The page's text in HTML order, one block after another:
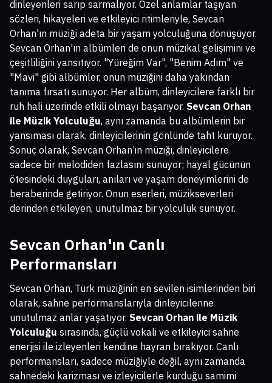
dinleyenleri sarıp sarmalıyor. Özel anlamlar taşıyan
sözleri, hikayeleri ve etkileyici ritimleriyle, Sevcan
Orhan'ın müziği adeta bir yaşam yolculuğuna dönüşüyor.
Sevcan Orhan'ın albümleri de onun müzikal gelişimini ve
çeşitliliğini yansıtıyor. "Yüreğim Var", "Benim Adım" ve
"Mavi" gibi albümler, onun müziğini daha yakından
tanıma fırsatı sunuyor. Her albüm, dinleyicilere farklı bir
ruh hali üzerinde etkili olmayı başarıyor. Sevcan Orhan
ile Müzik Yolculuğu, aynı zamanda bu albümlerin bir
yansıması olarak, dinleyicilerinin gönlünde taht kuruyor.
Sonuç olarak, Sevcan Orhan’ın müziği, dinleyicilere
sadece bir melodiden fazlasını sunuyor; hayal gücünün
ötesindeki duyguları, anıları ve yaşam deneyimlerini de
beraberinde getiriyor. Onun eserleri, müzikseverleri
derinden etkileyen, unutulmaz bir yolculuk sunuyor.
Sevcan Orhan'ın Canlı
Performansları
Sevcan Orhan, Türk müziğinin en sevilen isimlerinden biri
olarak, sahne performanslarıyla dinleyicilerine
unutulmaz anlar yaşatıyor. Sevcan Orhan ile Müzik
Yolculuğu sırasında, güçlü vokali ve etkileyici sahne
enerjisi ile izleyenleri kendine hayran bırakıyor. Canlı
performansları, sadece müziğiyle değil, aynı zamanda
sahnedeki karizması ve izleyicilerle kurduğu samimi